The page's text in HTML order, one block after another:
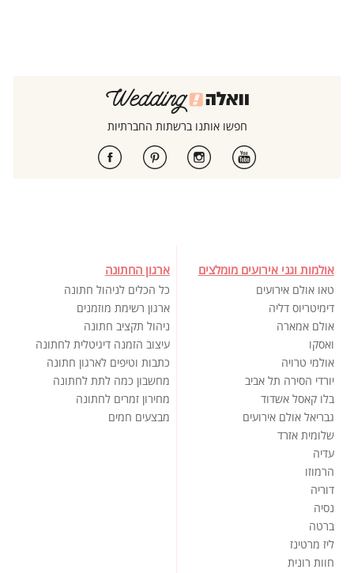
חפשו אותנו ברשתות החברתיות
אולמות וגני אירועים מומלצים
טאו אולם אירועים
דימיטריוס דליה
אולם אמארה
ואסקו
אולמי טרויה
יורדי הסירה תל אביב
בלו קאסל אשדוד
גבריאל אולם אירועים
שלומית אזרד
עדיה
הרמוזו
דוריה
נסיה
ברטה
ליז מרטינז
חוות רונית
ארגון החתונה
כל הכלים לניהול חתונה
ארגון רשימת מוזמנים
ניהול תקציב חתונה
עיצוב הזמנה דיגיטלית לחתונה
כתבות וטיפים לארגון חתונה
מחשבון כמה לתת לחתונה
מחירון זמרים לחתונה
מבצעים חמים